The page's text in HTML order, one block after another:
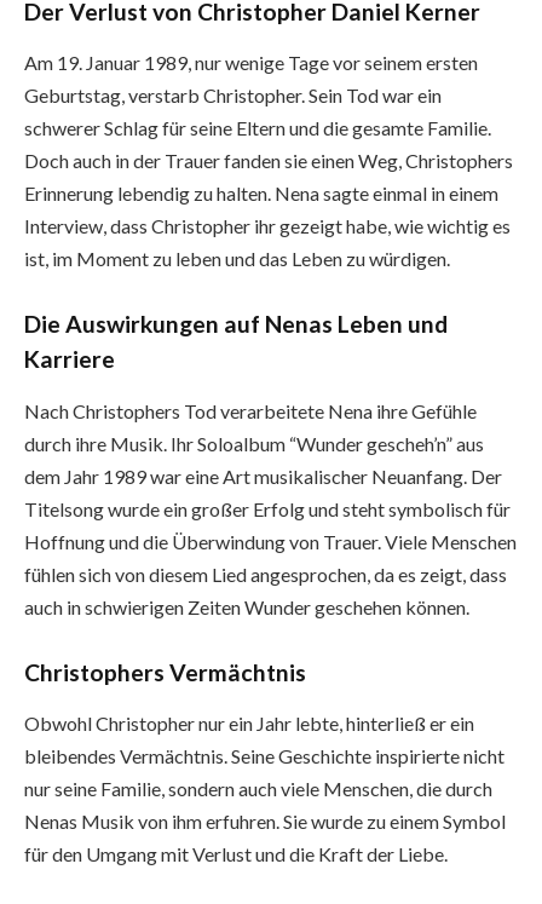
Der Verlust von Christopher Daniel Kerner
Am 19. Januar 1989, nur wenige Tage vor seinem ersten
Geburtstag, verstarb Christopher. Sein Tod war ein
schwerer Schlag für seine Eltern und die gesamte Familie.
Doch auch in der Trauer fanden sie einen Weg, Christophers
Erinnerung lebendig zu halten. Nena sagte einmal in einem
Interview, dass Christopher ihr gezeigt habe, wie wichtig es
ist, im Moment zu leben und das Leben zu würdigen.
Die Auswirkungen auf Nenas Leben und
Karriere
Nach Christophers Tod verarbeitete Nena ihre Gefühle
durch ihre Musik. Ihr Soloalbum “Wunder gescheh’n” aus
dem Jahr 1989 war eine Art musikalischer Neuanfang. Der
Titelsong wurde ein großer Erfolg und steht symbolisch für
Hoffnung und die Überwindung von Trauer. Viele Menschen
fühlen sich von diesem Lied angesprochen, da es zeigt, dass
auch in schwierigen Zeiten Wunder geschehen können.
Christophers Vermächtnis
Obwohl Christopher nur ein Jahr lebte, hinterließ er ein
bleibendes Vermächtnis. Seine Geschichte inspirierte nicht
nur seine Familie, sondern auch viele Menschen, die durch
Nenas Musik von ihm erfuhren. Sie wurde zu einem Symbol
für den Umgang mit Verlust und die Kraft der Liebe.